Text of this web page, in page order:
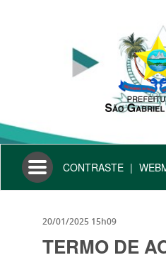
Toggle
navigation
CONTRASTE |
20/01/2025 15h09
TERMO DE